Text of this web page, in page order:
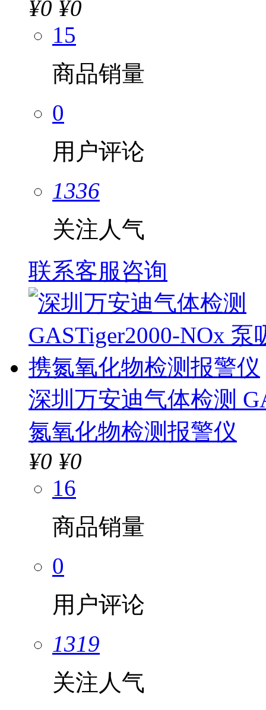
¥0 ¥0
15
商品销量
0
用户评论
1336
关注人气
联系客服咨询
深圳万安迪气体检测
氮氧化物检测报警仪
¥0 ¥0
16
商品销量
0
用户评论
1319
关注人气